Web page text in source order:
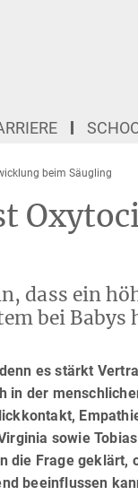
beim Säugling
dass ein
bei Babys
es stärkt
in der
sowie
die Frage geklärt,
beeinflussen